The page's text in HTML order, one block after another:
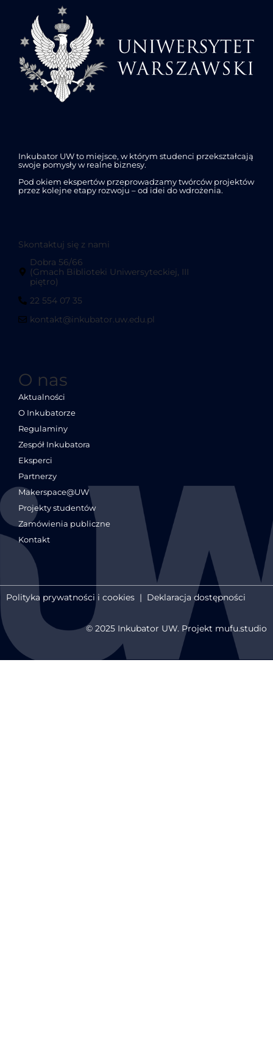
Inkubator UW to miejsce, w którym studenci przekształcają
swoje pomysły w realne biznesy.
Pod okiem ekspertów przeprowadzamy twórców projektów
przez kolejne etapy rozwoju – od idei do wdrożenia.
Skontaktuj się z nami
Dobra 56/66
(Gmach Biblioteki Uniwersyteckiej, III
piętro)
22 554 07 35
kontakt@inkubator.uw.edu.pl
O nas
Aktualności
O Inkubatorze
Regulaminy
Zespół Inkubatora
Eksperci
Partnerzy
Makerspace@UW
Projekty studentów
Zamówienia publiczne
Kontakt
Polityka prywatności i cookies | Deklaracja dostępności
© 2025 Inkubator UW. Projekt mufu.studio